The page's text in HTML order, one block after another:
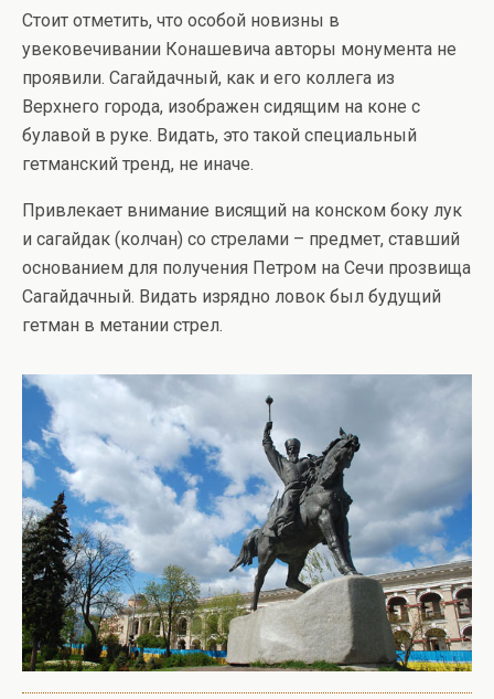
Стоит отметить, что особой новизны в
увековечивании Конашевича авторы монумента не
проявили. Сагайдачный, как и его коллега из
Верхнего города, изображен сидящим на коне с
булавой в руке. Видать, это такой специальный
гетманский тренд, не иначе.
Привлекает внимание висящий на конском боку лук
и сагайдак (колчан) со стрелами – предмет, ставший
основанием для получения Петром на Сечи прозвища
Сагайдачный. Видать изрядно ловок был будущий
гетман в метании стрел.